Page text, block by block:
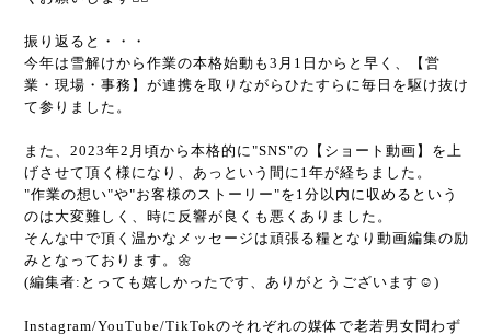
振り返ると・・・
今年は雪解けから作業の本格始動も3月1日からと早く、【営
業・現場・事務】が連携を取りながらひたすらに毎日を駆け抜け
て参りました。
また、2023年2月頃から本格的に"SNS"の【ショート動画】を上
げさせて頂く様になり、あっという間に1年が経ちました。
"作業の想い"や"お客様のストーリー"を1分以内に収めるという
のは大変難しく、時に反響が良くも悪くありました。
そんな中で頂く温かなメッセージは頑張る糧となり動画編集の励
みとなっております。🌼
(編集者:とっても嬉しかったです、ありがとうございます☺︎)
Instagram/YouTube/TikTokのそれぞれの媒体で老若男女問わず